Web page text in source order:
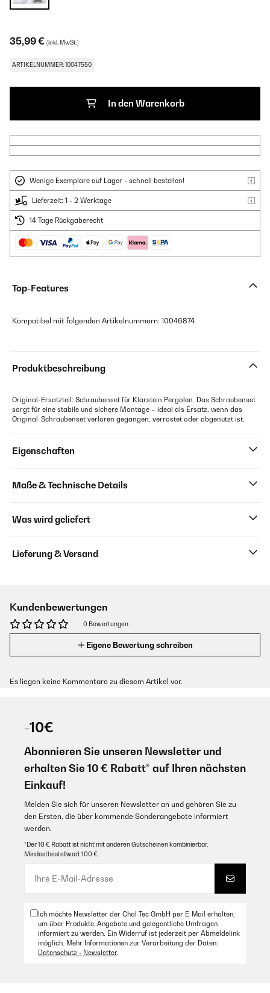
35,99 € (inkl. MwSt.)
ARTIKELNUMMER: 10047550
In den Warenkorb
Wenige Exemplare auf Lager - schnell bestellen!
Lieferzeit: 1 - 2 Werktage
14 Tage Rückgaberecht
Top-Features
Kompatibel mit folgenden Artikelnummern: 10046874
Produktbeschreibung
Original-Ersatzteil: Schraubenset für Klarstein Pergolen. Das Schraubenset
sorgt für eine stabile und sichere Montage – ideal als Ersatz, wenn das
Original-Schraubenset verloren gegangen, verrostet oder abgenutzt ist.
Eigenschaften
Maße & Technische Details
Was wird geliefert
Lieferung & Versand
Kundenbewertungen
0 Bewertungen
Eigene Bewertung schreiben
Es liegen keine Kommentare zu diesem Artikel vor.
-10€
Abonnieren Sie unseren Newsletter und
erhalten Sie 10 € Rabatt* auf Ihren nächsten
Einkauf!
Melden Sie sich für unseren Newsletter an und gehören Sie zu
den Ersten, die über kommende Sonderangebote informiert
werden.
*Der 10 € Rabatt ist nicht mit anderen Gutscheinen kombinierbar.
Mindestbestellwert 100 €.
Ich möchte Newsletter der Chal-Tec GmbH per E-Mail erhalten,
um über Produkte, Angebote und gelegentliche Umfragen
informiert zu werden. Ein Widerruf ist jederzeit per Abmeldelink
möglich. Mehr Informationen zur Verarbeitung der Daten:
Datenschutz - Newsletter.